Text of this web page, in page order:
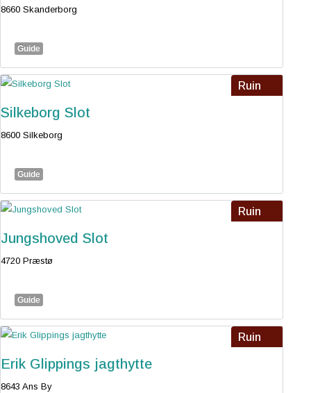
8660 Skanderborg
Guide
Ruin
Silkeborg Slot
8600 Silkeborg
Guide
Ruin
Jungshoved Slot
4720 Præstø
Guide
Ruin
Erik Glippings jagthytte
8643 Ans By